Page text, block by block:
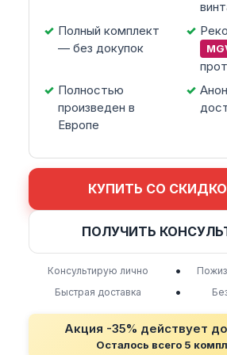
Полный комплект
— без докупок
Полностью
произведен в
Европе
КУПИТЬ СО
ПОЛУЧИТЬ
Консультирую лично •
Быстрая доставка
•
Акция -35% действует до
Осталось всего 5